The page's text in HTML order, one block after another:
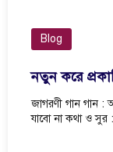
Blog
নতুন করে
জাগরণী গান গান
যাবো না কথা ও